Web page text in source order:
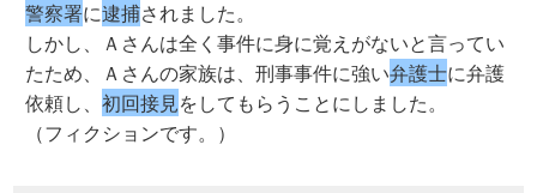
警察署に逮捕されました。
しかし、Ａさんは全く事件に身に覚えがないと言ってい
たため、Ａさんの家族は、刑事事件に強い弁護士に弁護
依頼し、初回接見をしてもらうことにしました。
（フィクションです。）